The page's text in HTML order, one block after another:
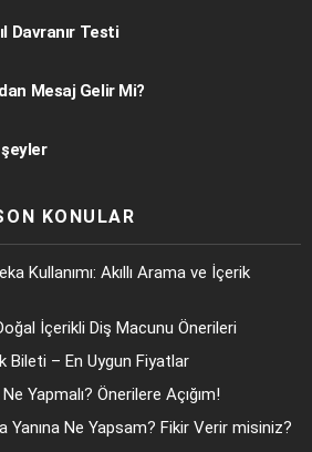
Davranır Testi
Mesaj Gelir Mi?
KONULAR
Kullanımı: Akıllı Arama ve İçerik
İçerikli Diş Macunu Önerileri
Bileti – En Uygun Fiyatlar
Yapmalı? Önerilere Açığım!
Yanına Ne Yapsam? Fikir Verir misiniz?